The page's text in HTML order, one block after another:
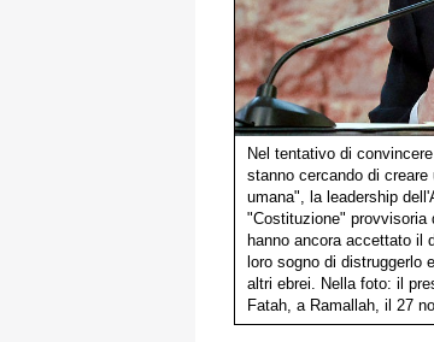
Nel tentativo di
stanno cercando di
umana", la leadership
"Costituzione"
hanno ancora accettato il
loro sogno di distruggerlo
altri ebrei. Nella foto: il
Fatah, a Ramallah, il 27